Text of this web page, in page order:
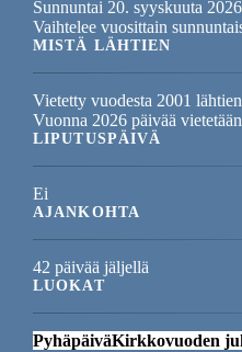
Sunnuntai 20. syyskuuta 2026
Vaihtelee vuosittain
MISTÄ LÄHTIEN
Vietetty vuodesta 2001
Vuonna 2026 päivää
LIPUTUSPÄIVÄ
Ei
AJANKOHTA
42 päivää jäljellä
LUOKAT
PyhäpäiväKirkkovuoden